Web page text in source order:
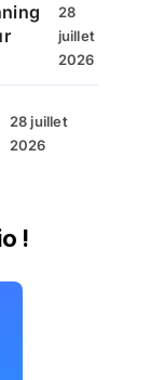
28
juillet
2026
28 juillet
2026
!